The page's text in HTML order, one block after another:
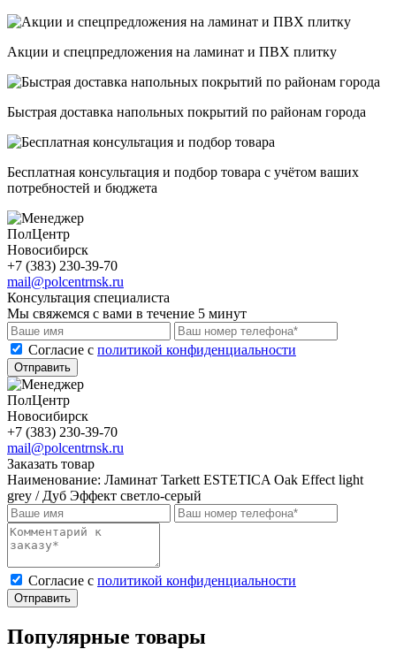
Акции и спецпредложения на ламинат и ПВХ плитку
Быстрая доставка напольных покрытий по районам города
Бесплатная консультация и подбор товара с учётом ваших
потребностей и бюджета
ПолЦентр
Новосибирск
+7 (383) 230-39-70
mail@polcentrnsk.ru
Консультация специалиста
Мы свяжемся с вами в течение 5 минут
Cогласие с политикой конфиденциальности
Отправить
ПолЦентр
Новосибирск
+7 (383) 230-39-70
mail@polcentrnsk.ru
Заказать товар
Наименование: Ламинат Tarkett ESTETICA Oak Effect light
grey / Дуб Эффект светло-серый
Cогласие с политикой конфиденциальности
Отправить
Популярные товары